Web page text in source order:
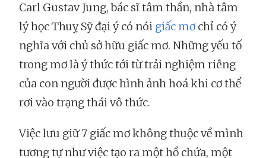
Carl Gustav Jung, bác sĩ tâm thần, nhà tâm
lý học Thuỵ Sỹ đại ý có nói giấc mơ chỉ có ý
nghĩa với chủ sở hữu giấc mơ. Những yếu tố
trong mơ là ý thức tới từ trải nghiệm riêng
của con người được hình ảnh hoá khi cơ thể
rơi vào trạng thái vô thức.
Việc lưu giữ 7 giấc mơ không thuộc về mình
tương tự như việc tạo ra một hồ chứa, một